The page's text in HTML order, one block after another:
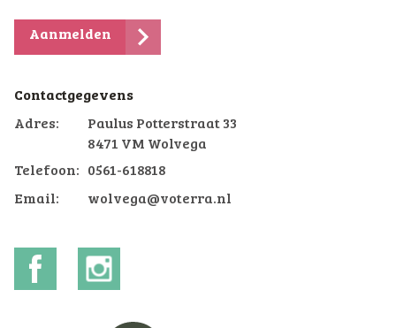
Aanmelden
Contactgegevens
Adres:
Paulus Potterstraat 33
8471 VM Wolvega
Telefoon:
0561-618818
Email:
wolvega@voterra.nl